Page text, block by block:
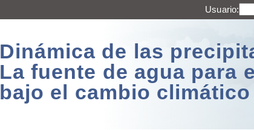
Usuario:
Dinámica de las
La fuente de agua para
bajo el cambio climático